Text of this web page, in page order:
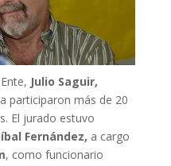
Julio Saguir,
participaron más de 20
El jurado estuvo
Fernández, a cargo
, como funcionario